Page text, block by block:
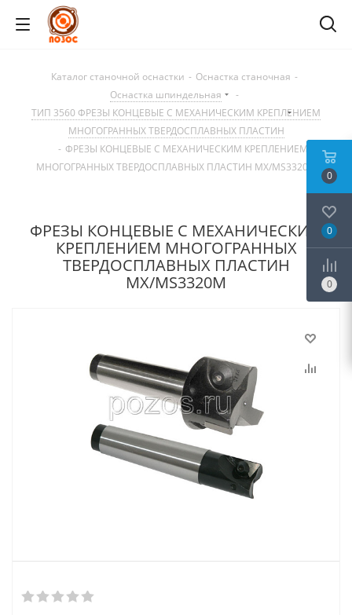
Каталог станочной оснастки - Оснастка станочная -
Оснастка шпиндельная
-
ТИП 3560 ФРЕЗЫ КОНЦЕВЫЕ С МЕХАНИЧЕСКИМ КРЕПЛЕНИЕМ
МНОГОГРАННЫХ ТВЕРДОСПЛАВНЫХ ПЛАСТИН
- ФРЕЗЫ КОНЦЕВЫЕ С МЕХАНИЧЕСКИМ КРЕПЛЕНИЕМ
МНОГОГРАННЫХ ТВЕРДОСПЛАВНЫХ ПЛАСТИН MX/MS3320M
ФРЕЗЫ КОНЦЕВЫЕ С МЕХАНИЧЕСКИМ
КРЕПЛЕНИЕМ МНОГОГРАННЫХ
ТВЕРДОСПЛАВНЫХ ПЛАСТИН
MX/MS3320M
0
0
0